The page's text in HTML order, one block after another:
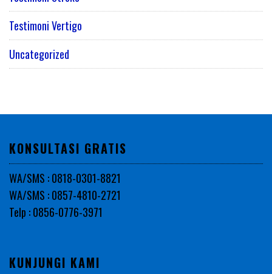
Testimoni Vertigo
Uncategorized
KONSULTASI GRATIS
WA/SMS : 0818-0301-8821
WA/SMS : 0857-4810-2721
Telp : 0856-0776-3971
KUNJUNGI KAMI